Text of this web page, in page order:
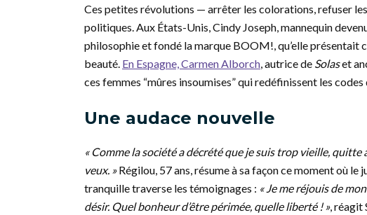
Ces petites révolutions — arrêter les colorations, refuser
politiques. Aux États-Unis, Cindy Joseph, mannequin
philosophie et fondé la marque BOOM!, qu’elle présentait
beauté. En Espagne, Carmen Alborch, autrice de Solaset
ces femmes “mûres insoumises” qui redéfinissent les
Une audace nouvelle
« Comme la société a décrété que je suis trop vieille,
veux. »Régilou, 57 ans, résume à sa façon ce moment où
tranquille traverse les témoignages : « Je me réjouis de
désir. Quel bonheur d’être périmée, quelle liberté ! », réagit